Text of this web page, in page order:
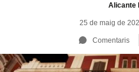
Alicante
25 de maig de
Comentaris